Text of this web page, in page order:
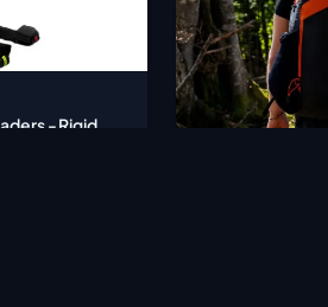
- Rigid